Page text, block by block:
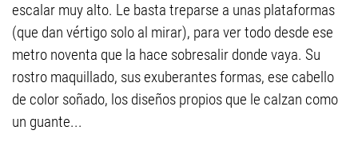
escalar muy alto. Le basta treparse a unas plataformas
(que dan vértigo solo al mirar), para ver todo desde ese
metro noventa que la hace sobresalir donde vaya. Su
rostro maquillado, sus exuberantes formas, ese cabello
de color soñado, los diseños propios que le calzan como
un guante...